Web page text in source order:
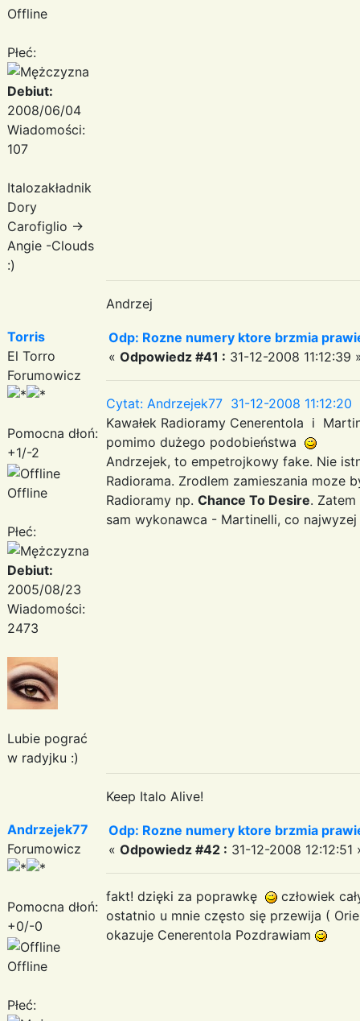
Offline
Płeć:
Debiut:
2008/06/04
Wiadomości:
107
Italozakładnik
Dory
Carofiglio ->
Angie -Clouds
:)
Andrzej
Torris
El Torro
Forumowicz
Pomocna dłoń:
+1/-2
Offline
Płeć:
Debiut:
2005/08/23
Wiadomości:
2473
Lubie pograć
w radyjku :)
Odp: Rozne numery ktore brzmia
« Odpowiedz #41 : 31-12-2008 11:12:39
Cytat: Andrzejek77 31-12-2008 11:12:20
Kawałek Radioramy Cenerentola i
pomimo dużego podobieństwa
Andrzejek, to empetrojkowy fake. Nie
Radiorama. Zrodlem zamieszania
Radioramy np. Chance To Desire.
sam wykonawca - Martinelli, co
Keep Italo Alive!
Andrzejek77
Forumowicz
Pomocna dłoń:
+0/-0
Offline
Płeć:
Odp: Rozne numery ktore brzmia
« Odpowiedz #42 : 31-12-2008 12:12:51
fakt! dzięki za poprawkę
człowiek
ostatnio u mnie często się przewija (
okazuje Cenerentola Pozdrawiam